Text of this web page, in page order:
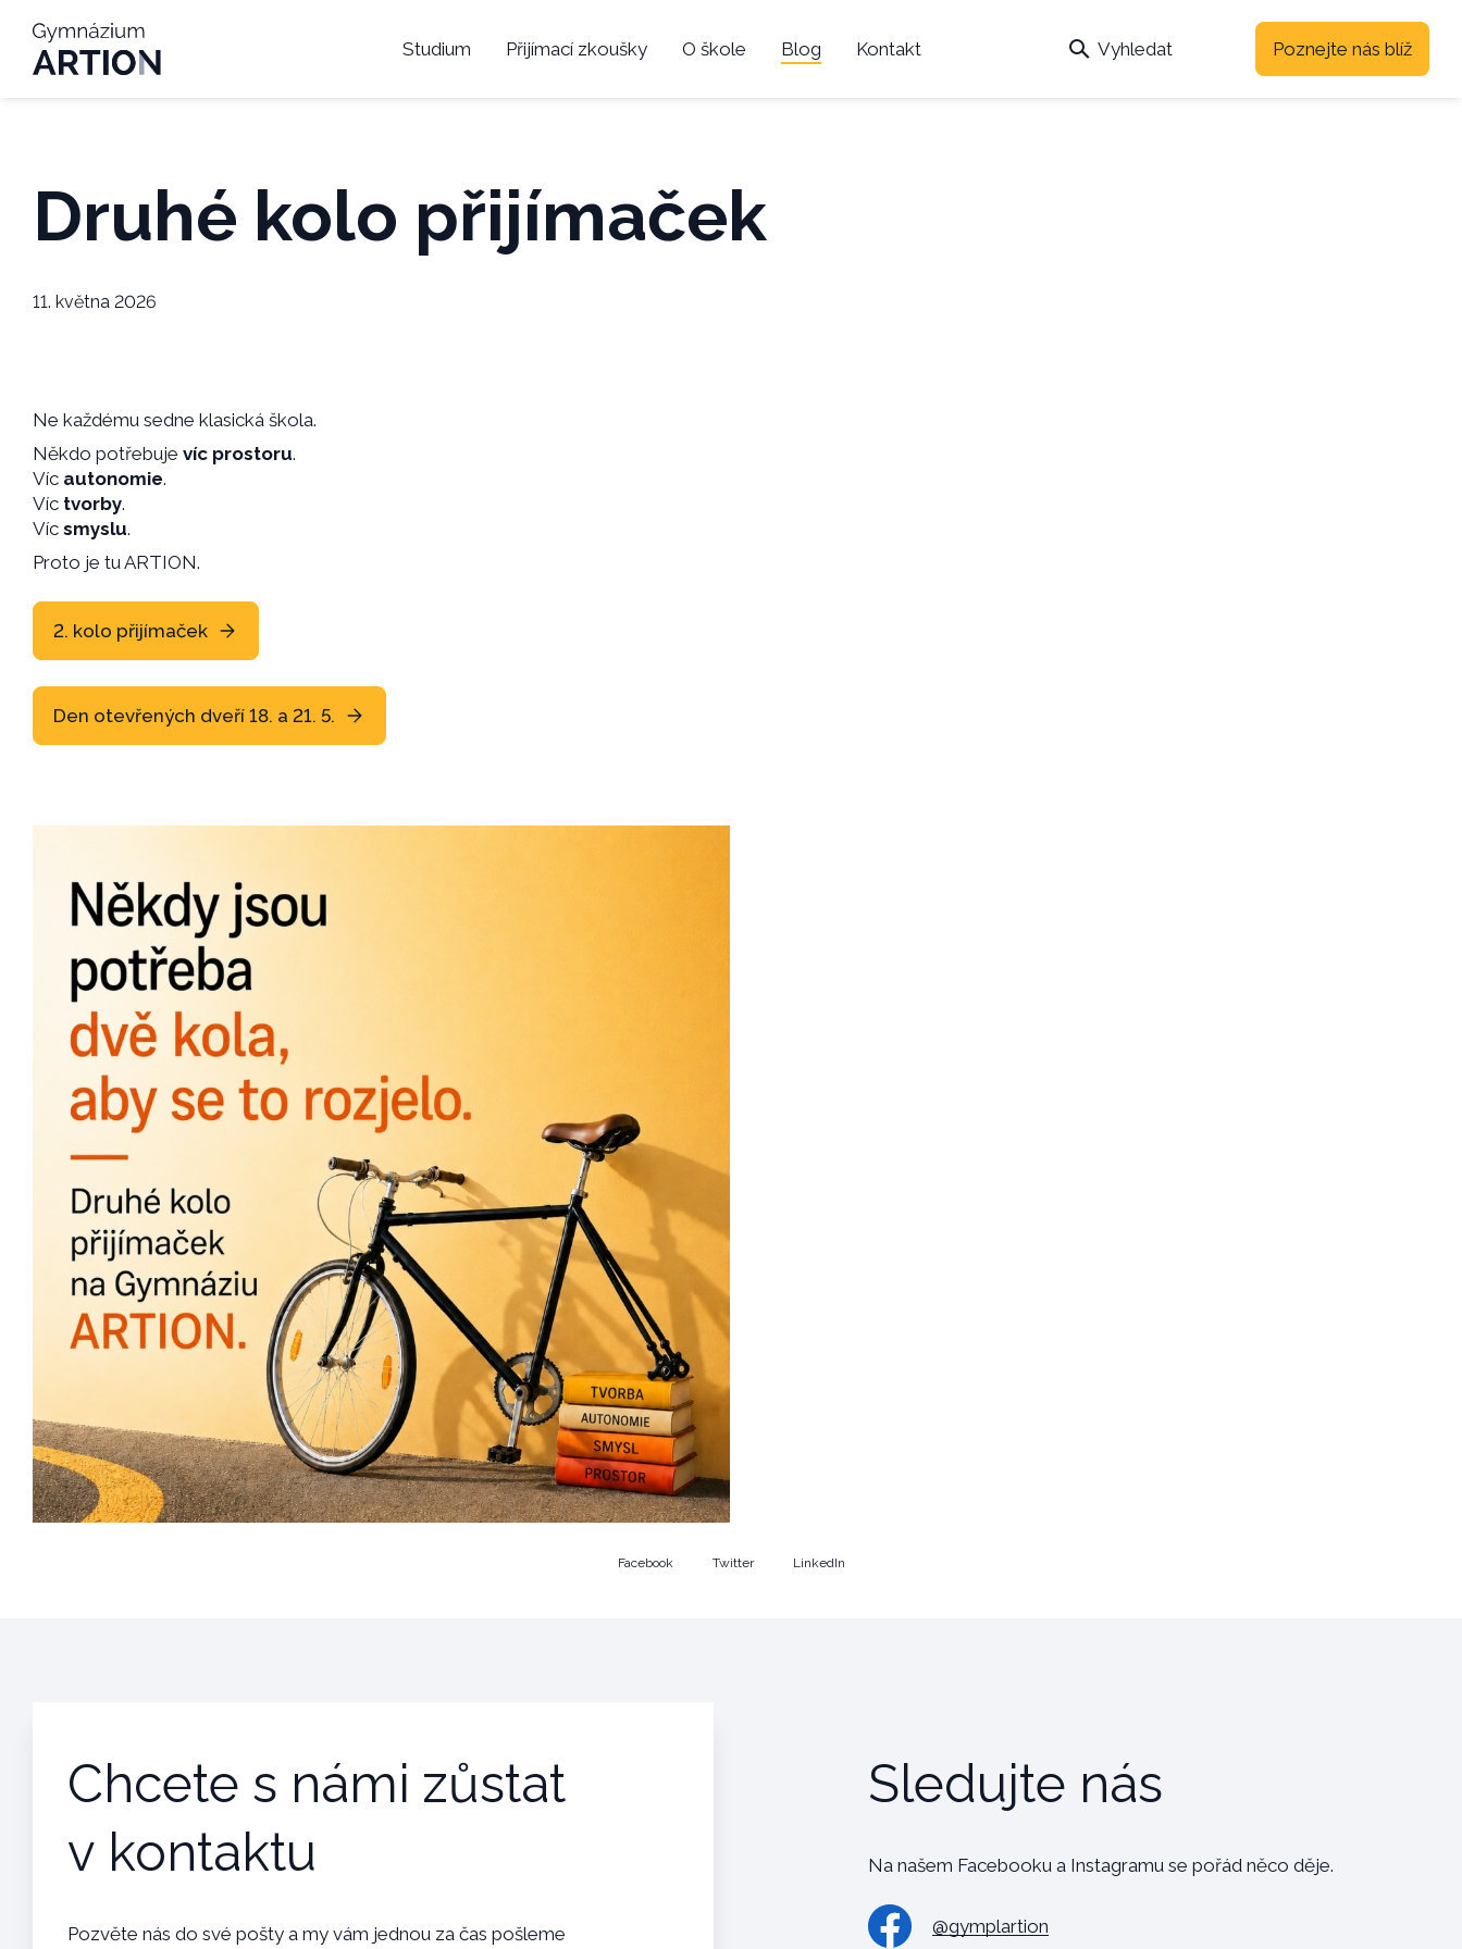
Studium Přijímací zkoušky O škole Blog Kontakt Vyhledat Poznejte nás blíž
Druhé kolo přijímaček
11. května 2026
Ne každému sedne klasická škola.
Někdo potřebuje víc prostoru.
Víc autonomie.
Víc tvorby.
Víc smyslu.
Proto je tu ARTION.
2. kolo přijímaček
Den otevřených dveří 18. a 21. 5.
Facebook Twitter LinkedIn
Chcete s námi zůstat
v kontaktu
Pozvěte nás do své pošty a my vám jednou za čas pošleme
Sledujte nás
Na našem Facebooku a Instagramu se pořád něco děje.
@gymplartion